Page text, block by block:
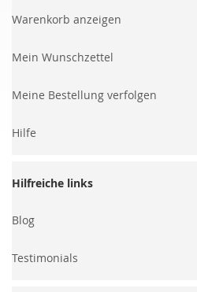
Warenkorb anzeigen
Mein Wunschzettel
Meine Bestellung verfolgen
Hilfe
Hilfreiche links
Blog
Testimonials